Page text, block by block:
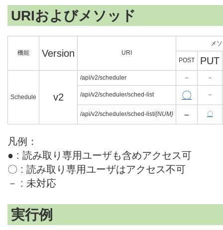
URIおよびメソッド
機能 Version URI
メ
POST PUT
Schedule v2
/api/v2/scheduler － －
/api/v2/scheduler/sched-list 〇 －
/api/v2/scheduler/sched-list/{NUM} － 〇
凡例：
● : 読み取り専用ユーザも含めアクセス可
〇 : 読み取り専用ユーザはアクセス不可
－ : 未対応
実行例